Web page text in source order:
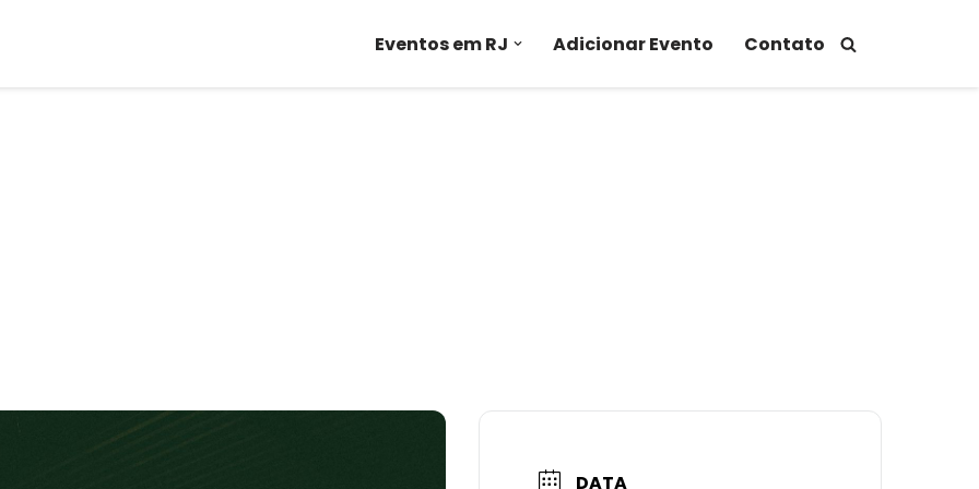
Eventos em RJ Adicionar Evento Contato
DATA